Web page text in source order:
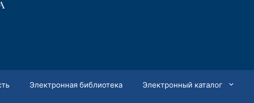
Электронная библиотека Электронный каталог